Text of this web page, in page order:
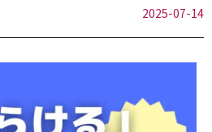
2025-07-14